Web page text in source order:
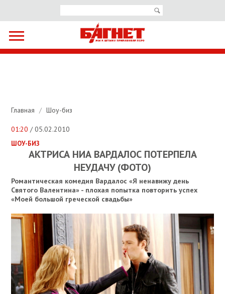
Главная / Шоу-биз
01:20 / 05.02.2010
ШОУ-БИЗ
АКТРИСА НИА ВАРДАЛОС ПОТЕРПЕЛА
НЕУДАЧУ (ФОТО)
Романтическая комедия Вардалос «Я ненавижу день
Святого Валентина» - плохая попытка повторить успех
«Моей большой греческой свадьбы»